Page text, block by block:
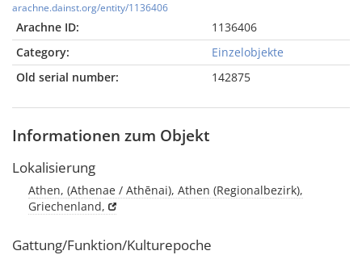
arachne.dainst.org/entity/1136406
Arachne ID:
1136406
Category:
Einzelobjekte
Old serial number:
142875
Informationen zum Objekt
Lokalisierung
Athen, (Athenae / Athēnai), Athen (Regionalbezirk),
Griechenland,
Gattung/Funktion/Kulturepoche